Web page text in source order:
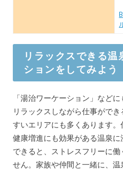
リラックスできる温
ションをしてみよう
「湯治ワーケーション」など
リラックスしながら仕事がで
すいエリアにも多くあります。
健康増進にも効果がある温泉
できると、ストレスフリーに
せん。家族や仲間と一緒に、